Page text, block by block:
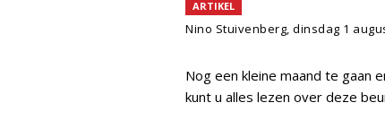
ARTIKEL
Nino Stuivenberg, dinsdag 1
Nog een kleine maand te gaan
kunt u alles lezen over deze